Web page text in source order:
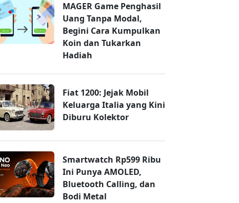
MAGER Game Penghasil
Uang Tanpa Modal,
Begini Cara Kumpulkan
Koin dan Tukarkan
Hadiah
Fiat 1200: Jejak Mobil
Keluarga Italia yang Kini
Diburu Kolektor
Smartwatch Rp599 Ribu
Ini Punya AMOLED,
Bluetooth Calling, dan
Bodi Metal